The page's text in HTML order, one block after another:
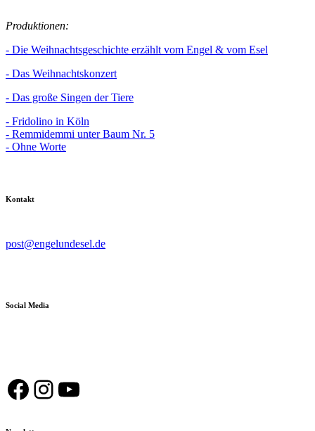
Produktionen:
- Die Weihnachtsgeschichte erzählt vom Engel & vom Esel
- Das Weihnachtskonzert
- Das große Singen der Tiere
- Fridolino in Köln
- Remmidemmi unter Baum Nr. 5
- Ohne Worte
Kontakt
post@engelundesel.de
Social Media
Facebook
Instagram
YouTube